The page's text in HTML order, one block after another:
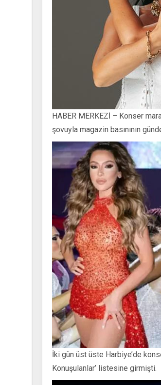
HABER MERKEZİ – Konser
şovuyla magazin basınının
İki gün üst üste Harbiye’de
Konuşulanlar’ listesine girmişti.